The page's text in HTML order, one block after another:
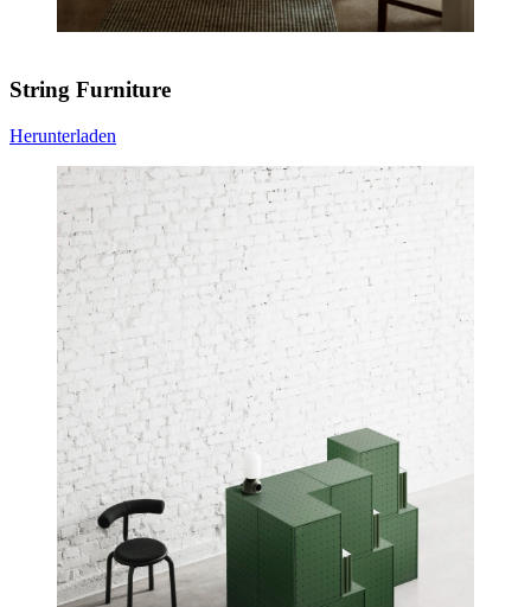
String Furniture
Herunterladen